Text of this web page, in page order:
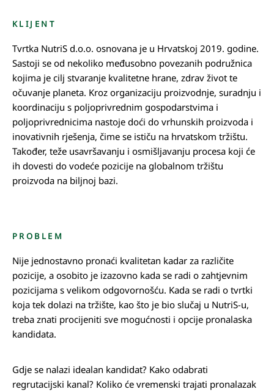
KLIJENT
Tvrtka NutriS d.o.o. osnovana je u Hrvatskoj 2019. godine.
Sastoji se od nekoliko međusobno povezanih podružnica
kojima je cilj stvaranje kvalitetne hrane, zdrav život te
očuvanje planeta. Kroz organizaciju proizvodnje, suradnju i
koordinaciju s poljoprivrednim gospodarstvima i
poljoprivrednicima nastoje doći do vrhunskih proizvoda i
inovativnih rješenja, čime se ističu na hrvatskom tržištu.
Također, teže usavršavanju i osmišljavanju procesa koji će
ih dovesti do vodeće pozicije na globalnom tržištu
proizvoda na biljnoj bazi.
PROBLEM
Nije jednostavno pronaći kvalitetan kadar za različite
pozicije, a osobito je izazovno kada se radi o zahtjevnim
pozicijama s velikom odgovornošću. Kada se radi o tvrtki
koja tek dolazi na tržište, kao što je bio slučaj u NutriS-u,
treba znati procijeniti sve mogućnosti i opcije pronalaska
kandidata.
Gdje se nalazi idealan kandidat? Kako odabrati
regrutacijski kanal? Koliko će vremenski trajati pronalazak